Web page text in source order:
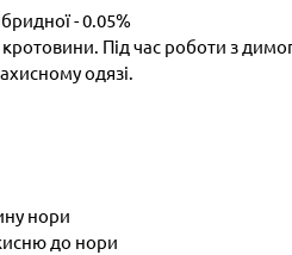
- 0.05%
Під час роботи з
одязі.
нори
до нори